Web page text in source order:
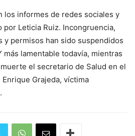
los informes de redes sociales y
por Leticia Ruiz. Incongruencia,
y permisos han sido suspendidos
más lamentable todavía, mientras
el secretario de Salud en el
Grajeda, víctima